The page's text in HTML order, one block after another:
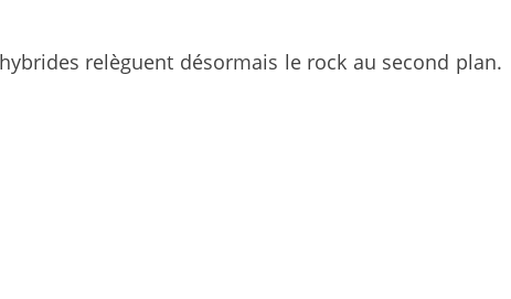
relèguent désormais le rock au second plan.